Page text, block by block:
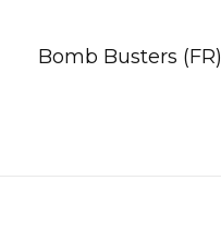
Bomb Busters (FR)